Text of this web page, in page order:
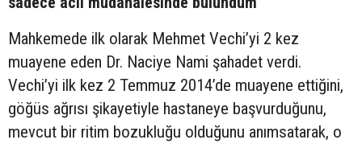
Mahkemede ilk olarak Mehmet Vechi’yi 2 kez
muayene eden Dr. Naciye Nami şahadet verdi.
Vechi’yi ilk kez 2 Temmuz 2014’de muayene ettiğini,
göğüs ağrısı şikayetiyle hastaneye başvurduğunu,
mevcut bir ritim bozukluğu olduğunu anımsatarak, o